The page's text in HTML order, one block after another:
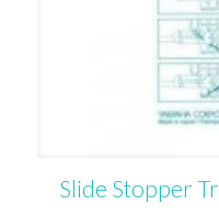
Slide Stopper